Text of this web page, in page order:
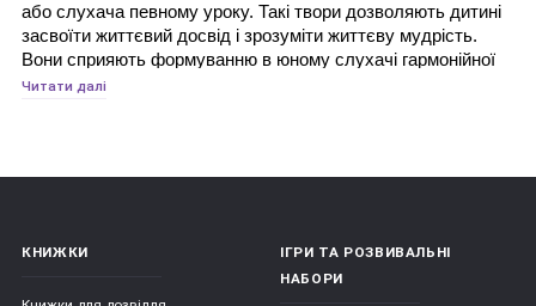
або слухача певному уроку. Такі твори дозволяють дитині
засвоїти життєвий досвід і зрозуміти життєву мудрість.
Вони сприяють формуванню в юному слухачі гармонійної
особистості, а також змушують його думати, міркувати,
У тому числі способів, які допомагають вирішувати
Читати далі
КНИЖКИ
ІГРИ ТА РОЗВИВАЛЬНІ
НАБОРИ